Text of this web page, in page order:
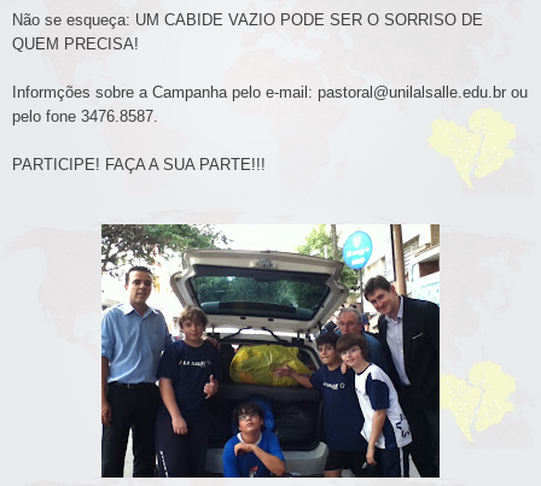
Não se esqueça: UM CABIDE VAZIO PODE SER O SORRISO DE
QUEM PRECISA!
Informções sobre a Campanha pelo e-mail: pastoral@unilalsalle.edu.br ou
pelo fone 3476.8587.
PARTICIPE! FAÇA A SUA PARTE!!!